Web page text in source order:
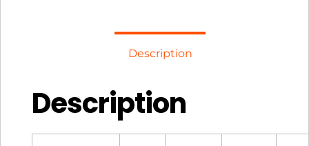
Description
Description